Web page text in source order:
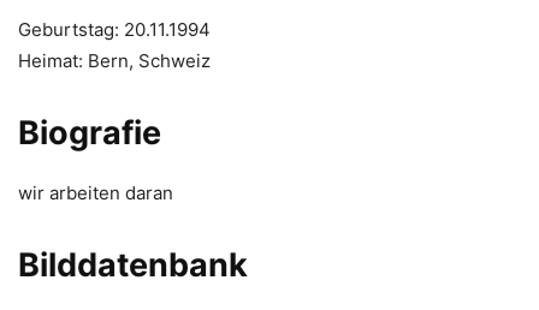
Geburtstag: 20.11.1994
Heimat: Bern, Schweiz
Biografie
wir arbeiten daran
Bilddatenbank